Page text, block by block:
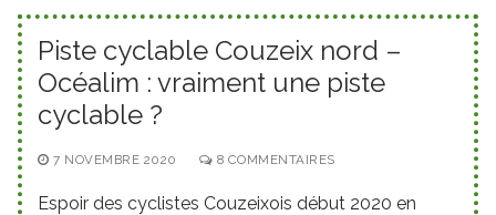
Piste cyclable Couzeix nord –
Océalim : vraiment une piste
cyclable ?
7 NOVEMBRE 2020 8 COMMENTAIRES
Espoir des cyclistes Couzeixois début 2020 en